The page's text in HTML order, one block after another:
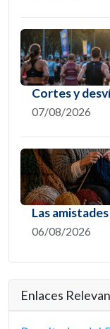
Cortes y
07/08/2026
Las
06/08/2026
Enlaces